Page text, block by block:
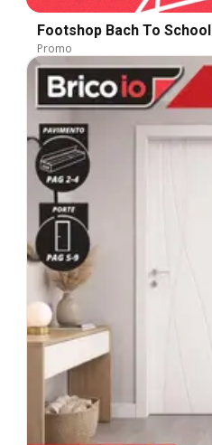
Footshop Bach To School
Promo